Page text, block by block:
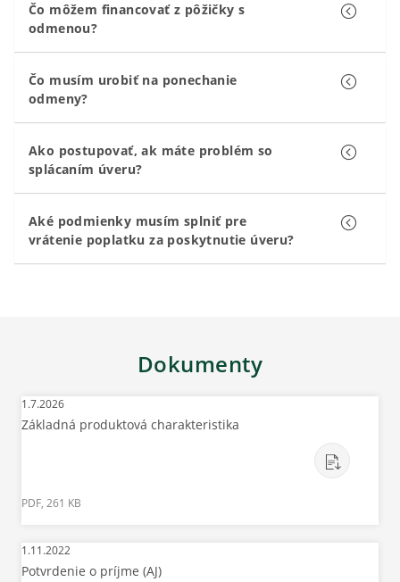
Čo môžem financovať z pôžičky s
odmenou?
Čo musím urobiť na ponechanie
odmeny?
Ako postupovať, ak máte problém so
splácaním úveru?
Aké podmienky musím splniť pre
vrátenie poplatku za poskytnutie úveru?
Dokumenty
1.7.2026
Základná produktová charakteristika
PDF, 261 KB
1.11.2022
Potvrdenie o príjme (AJ)